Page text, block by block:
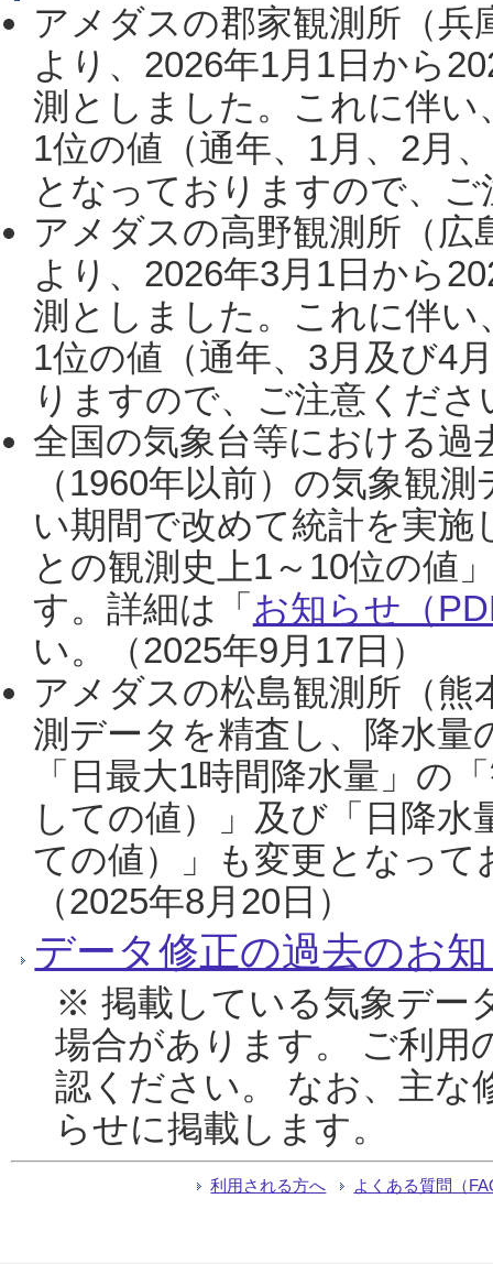
アメダスの郡家観測所（
より、2026年1月1日から
測としました。これに伴い
1位の値（通年、1月、2月
となっておりますので、
アメダスの高野観測所（
より、2026年3月1日から
測としました。これに伴い
1位の値（通年、3月及び4
りますので、ご注意くだ
全国の気象台等における過
（1960年以前）の気象観
い期間で改めて統計を実
との観測史上1～10位の値
す。詳細は「 お知らせ（
い。（2025年9月17日）
アメダスの松島観測所（熊
測データを精査し、降水
「日最大1時間降水量」の
しての値）」及び「日降
ての値）」も変更となっ
（2025年8月20日）
データ修正の過去のお
※ 掲載している気象デー
場合があります。 ご利用
認ください。 なお、主な
らせに掲載します。
利用される方へ よくある質問（